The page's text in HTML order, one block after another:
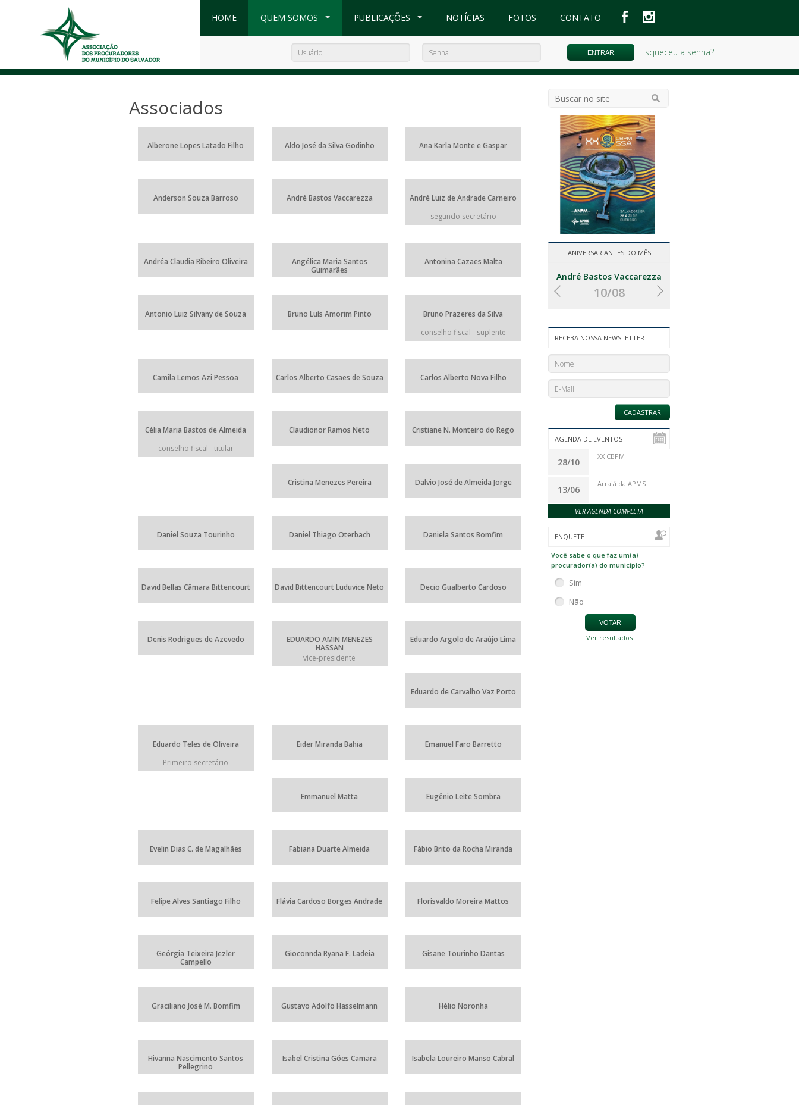
HOME QUEM SOMOS PUBLICAÇÕES NOTÍCIAS FOTOS CONTATO
Esqueceu a senha?
Associados
Alberone Lopes Latado Filho Aldo José da Silva Godinho Ana Karla Monte e Gaspar
Anderson Souza Barroso André Bastos Vaccarezza
André Luiz de Andrade Carneiro
segundo secretário
Andréa Claudia Ribeiro Oliveira
Angélica Maria Santos
Guimarães
Antonina Cazaes Malta
Antonio Luiz Silvany de Souza Bruno Luís Amorim Pinto
Bruno Prazeres da Silva
conselho fiscal - suplente
Camila Lemos Azi Pessoa Carlos Alberto Casaes de Souza Carlos Alberto Nova Filho
Célia Maria Bastos de Almeida
conselho fiscal - titular
Claudionor Ramos Neto Cristiane N. Monteiro do Rego
Cristina Menezes Pereira Dalvio José de Almeida Jorge
Daniel Souza Tourinho Daniel Thiago Oterbach Daniela Santos Bomfim
David Bellas Câmara Bittencourt David Bittencourt Luduvice Neto Decio Gualberto Cardoso
Denis Rodrigues de Azevedo
EDUARDO AMIN MENEZES
HASSAN
vice-presidente
Eduardo Argolo de Araújo Lima
Eduardo de Carvalho Vaz Porto
Eduardo Teles de Oliveira
Primeiro secretário
Eider Miranda Bahia Emanuel Faro Barretto
Emmanuel Matta Eugênio Leite Sombra
Evelin Dias C. de Magalhães Fabiana Duarte Almeida Fábio Brito da Rocha Miranda
Felipe Alves Santiago Filho Flávia Cardoso Borges Andrade Florisvaldo Moreira Mattos
Geórgia Teixeira Jezler
Campello
Gioconnda Ryana F. Ladeia Gisane Tourinho Dantas
Graciliano José M. Bomfim Gustavo Adolfo Hasselmann Hélio Noronha
Hivanna Nascimento Santos
Pellegrino
Isabel Cristina Góes Camara Isabela Loureiro Manso Cabral
ANIVERSARIANTES DO MÊS
André Bastos Vaccarezza
10/08
RECEBA NOSSA NEWSLETTER
AGENDA DE EVENTOS
28/10
XX CBPM
13/06
Arraiá da APMS
VER AGENDA COMPLETA
ENQUETE
Você sabe o que faz um(a)
procurador(a) do município?
Sim
Não
Ver resultados